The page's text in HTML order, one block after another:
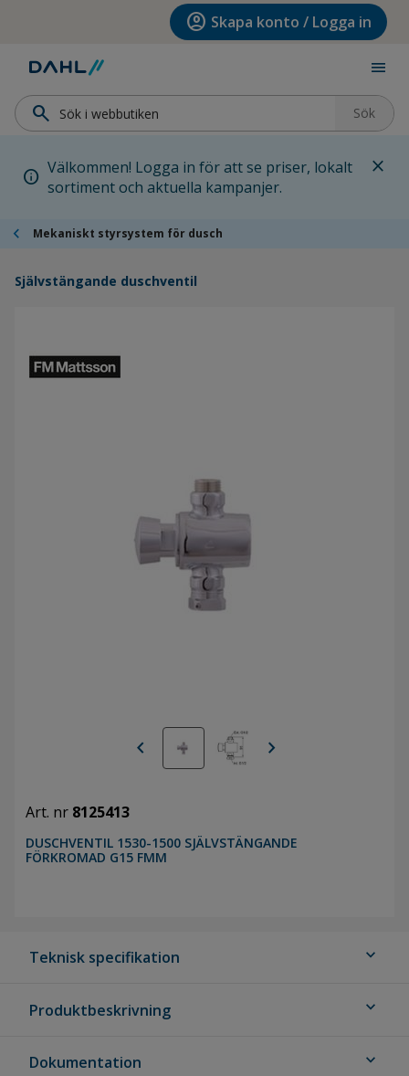
Hoppa till huvudinnehållet account_circle Skapa konto / Logga in
menu
search Sök
info Välkommen! Logga in för att se priser, lokalt
sortiment och aktuella kampanjer.
close
chevron_left Mekaniskt styrsystem för dusch
Självstängande duschventil
chevron_left chevron_right
Art. nr 8125413
DUSCHVENTIL 1530-1500 SJÄLVSTÄNGANDE
FÖRKROMAD G15 FMM
Teknisk specifikation expand_more
Produktbeskrivning expand_more
Dokumentation expand_more